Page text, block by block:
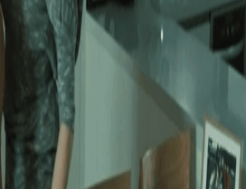
谁欠谁的幸福
谁欠谁的幸福 奇葩一家亲